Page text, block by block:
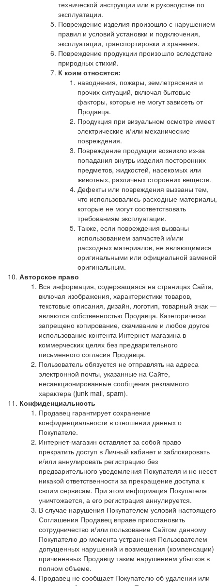
технической инструкции или в руководстве по
эксплуатации.
Повреждение изделия произошло с нарушением
правил и условий установки и подключения,
эксплуатации, транспортировки и хранения.
Повреждение продукции произошло вследствие
природных стихий.
К коим относятся:
наводнения, пожары, землетрясения и
прочих ситуаций, включая бытовые
факторы, которые не могут зависеть от
Продавца.
Продукция при визуальном осмотре имеет
электрические и/или механические
повреждения.
Повреждение продукции возникло из-за
попадания внутрь изделия посторонних
предметов, жидкостей, насекомых или
животных, различных сторонних веществ.
Дефекты или повреждения вызваны тем,
что использовались расходные материалы,
которые не могут соответствовать
требованиям эксплуатации.
Также, если повреждения вызваны
использованием запчастей и/или
расходных материалов, не являющимися
оригинальными или официальной заменой
оригинальным.
Авторское право
Вся информация, содержащаяся на страницах Сайта,
включая изображения, характеристики товаров,
текстовые описания, дизайн, логотип, товарный знак —
являются собственностью Продавца. Категорически
запрещено копирование, скачивание и любое другое
использование контента Интернет-магазина в
коммерческих целях без предварительного
письменного согласия Продавца.
Пользователь обязуется не отправлять на адреса
электронной почты, указанные на Сайте,
несанкционированные сообщения рекламного
характера (junk mail, spam).
Конфиденциальность
Продавец гарантирует сохранение
конфиденциальности в отношении данных о
Покупателе.
Интернет-магазин оставляет за собой право
прекратить доступ в Личный кабинет и заблокировать
и/или аннулировать регистрацию без
предварительного уведомления Покупателя и не несет
никакой ответственности за прекращение доступа к
своим сервисам. При этом информация Покупателя
уничтожается, а его регистрация аннулируется.
В случае нарушения Покупателем условий настоящего
Соглашения Продавец вправе приостановить
сотрудничество и/или пользование Сайтом данному
Покупателю до момента устранения Пользователем
допущенных нарушений и возмещения (компенсации)
причиненных Продавцу таким нарушением убытков в
полном объеме.
Продавец не сообщает Покупателю об удалении или